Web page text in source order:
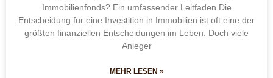
Immobilienfonds? Ein umfassender Leitfaden Die
Entscheidung für eine Investition in Immobilien ist oft eine der
größten finanziellen Entscheidungen im Leben. Doch viele
Anleger
MEHR LESEN »